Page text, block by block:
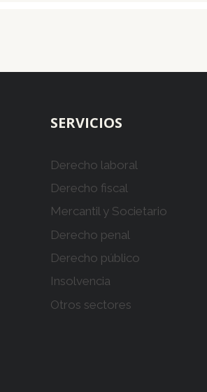
SERVICIOS
Derecho laboral
Derecho fiscal
Mercantil y Societario
Derecho penal
Derecho público
Insolvencia
Otros sectores